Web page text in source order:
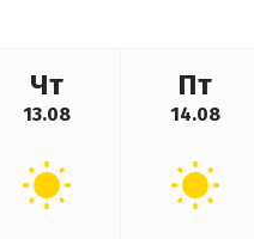
Чт
13.08
Пт
14.08